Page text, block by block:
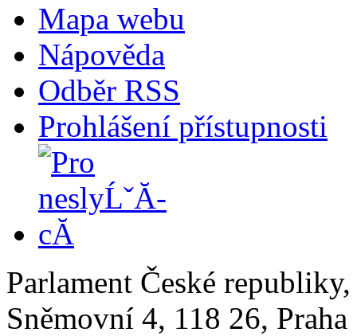
Mapa webu
Nápověda
Odběr RSS
Prohlášení přístupnosti
Parlament České
Sněmovní 4, 118 26,